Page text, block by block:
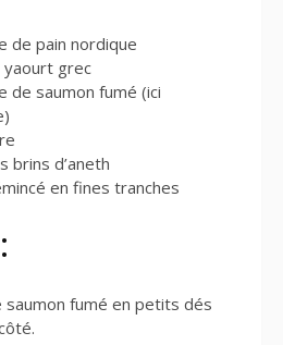
de pain nordique
yaourt grec
de saumon fumé (ici
brins d’aneth
en fines tranches
saumon fumé en petits dés